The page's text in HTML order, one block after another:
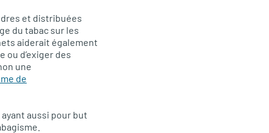
et distribuées
du tabac sur les
aiderait également
d’exiger des
une
de
aussi pour but